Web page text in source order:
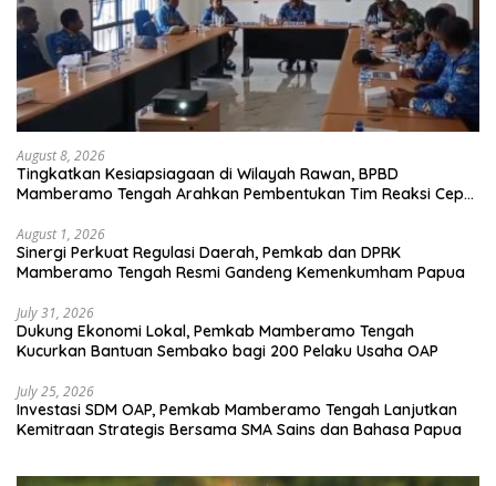
August 8, 2026
Tingkatkan Kesiapsiagaan di Wilayah Rawan, BPBD
Mamberamo Tengah Arahkan Pembentukan Tim Reaksi Cepat
August 1, 2026
Sinergi Perkuat Regulasi Daerah, Pemkab dan DPRK
Mamberamo Tengah Resmi Gandeng Kemenkumham Papua
July 31, 2026
Dukung Ekonomi Lokal, Pemkab Mamberamo Tengah
Kucurkan Bantuan Sembako bagi 200 Pelaku Usaha OAP
July 25, 2026
Investasi SDM OAP, Pemkab Mamberamo Tengah Lanjutkan
Kemitraan Strategis Bersama SMA Sains dan Bahasa Papua